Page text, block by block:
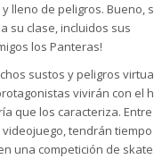
lleno de peligros. Bueno,
su clase, incluidos sus
los Panteras!
sustos y peligros
vivirán con el
que los caracteriza.
tendrán tiempo
una competición de